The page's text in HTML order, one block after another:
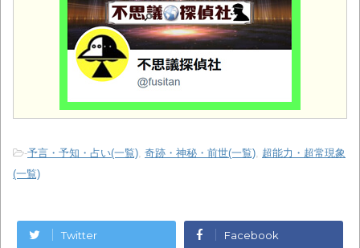
-予言・予知・占い(一覧) 奇跡・神秘・前世(一覧) 超能力・超常現象
(一覧)
Twitter Facebook